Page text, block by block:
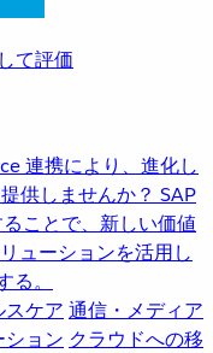
て評価
連携により、進化し
供しませんか？ SAP
ことで、新しい価値
ューションを活用し
。
スケア 通信・メディア
ション クラウドへの移